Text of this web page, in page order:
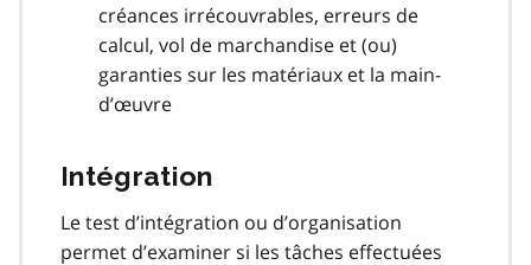
créances irrécouvrables, erreurs de
calcul, vol de marchandise et (ou)
garanties sur les matériaux et la main-
d’œuvre
Intégration
Le test d’intégration ou d’organisation
permet d’examiner si les tâches effectuées